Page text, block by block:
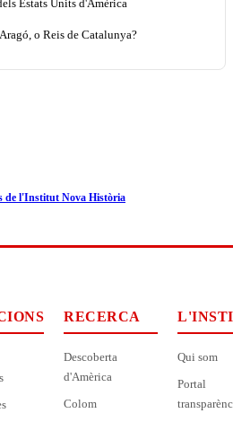
Estats Units d'Amèrica
o Reis de Catalunya?
de l'Institut Nova Història
RECERCA
Descoberta
d'Amèrica
Colom
Qui som
Portal